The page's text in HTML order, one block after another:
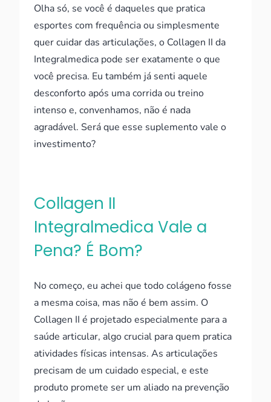
Olha só, se você é daqueles que pratica
esportes com frequência ou simplesmente
quer cuidar das articulações, o Collagen II da
Integralmedica pode ser exatamente o que
você precisa. Eu também já senti aquele
desconforto após uma corrida ou treino
intenso e, convenhamos, não é nada
agradável. Será que esse suplemento vale o
investimento?
Collagen II
Integralmedica Vale a
Pena? É Bom?
No começo, eu achei que todo colágeno fosse
a mesma coisa, mas não é bem assim. O
Collagen II é projetado especialmente para a
saúde articular, algo crucial para quem pratica
atividades físicas intensas. As articulações
precisam de um cuidado especial, e este
produto promete ser um aliado na prevenção